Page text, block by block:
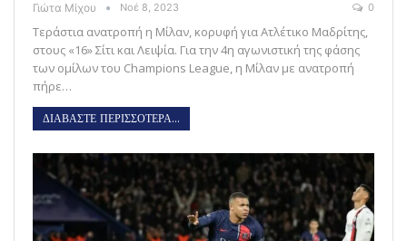
Γιώτα Μίχου Νοέ 8, 2023 0
Τεράστια ανατροπή η Μίλαν, κορυφή για Ατλέτικο Μαδρίτης,
στους «16» Σίτι και Λειψία. Για την 4η αγωνιστική της φάσης
των ομίλων του Champions League, η Μίλαν με ανατροπή
πήρε…
ΔΙΑΒΑΣΤΕ ΠΕΡΙΣΣΟΤΕΡΑ...